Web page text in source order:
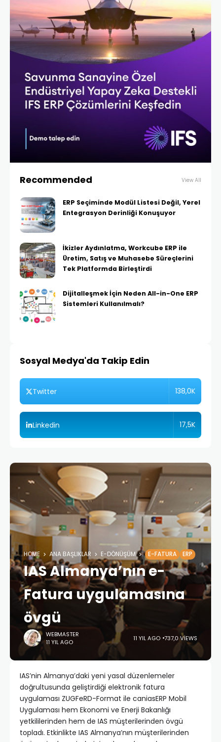
Recommended View All
ERP Seçiminde Modül Listesi Değil, Yerel
Entegrasyon Derinliği Konuşuyor
İkizler Aydınlatma, Workcube ERP ile
Üretim, Satış ve Muhasebe Süreçlerini
Tek Platformda Birleştirdi
Dijitalleşmek İçin Neden All-in-One ERP
Sistemleri Kullanılmalı?
Sosyal Medya'da Takip Edin
Twitter 138,0K
Linkedin 17,5K
HOME ANA BAŞLIKLAR E-DÖNÜŞÜM E-FATURA ERP
IAS Almanya’nın e-
Fatura uygulamasına
övgü
WEBMASTER
11 YIL AGO
11 YIL AGO 737,0 VIEWS
IAS’nin Almanya’daki yeni yasal düzenlemeler
doğrultusunda geliştirdiği elektronik fatura
uygulaması ZUGFeRD-Format ile caniasERP Mobil
Uygulaması hem Ekonomi ve Enerji Bakanlığı
yetkililerinden hem de IAS müşterilerinden övgü
topladı. Etkinlikte IAS Almanya’nın müşterilerinden